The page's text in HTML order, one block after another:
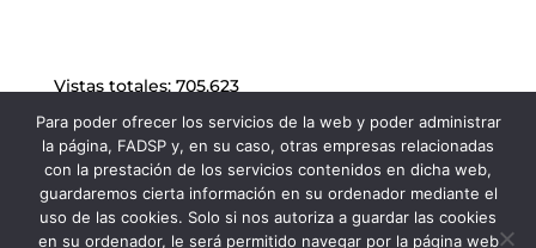
Vistas totales: 705.623
Para poder ofrecer los servicios de la web y poder administrar
la página, FADSP y, en su caso, otras empresas relacionadas
con la prestación de los servicios contenidos en dicha web,
guardaremos cierta información en su ordenador mediante el
uso de las cookies. Solo si nos autoriza a guardar las cookies
en su ordenador, le será permitido navegar por la página web